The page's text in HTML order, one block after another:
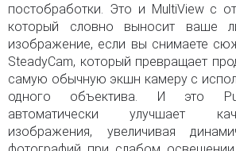
постобработки. Это и MultiView с
который словно выносит ваше
изображение, если вы снимаете
SteadyCam, который превращает
самую обычную экшн камеру с
одного объектива. И это
автоматически улучшает
изображения, увеличивая